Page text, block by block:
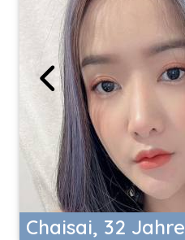
Chaisai, 32 Jahre